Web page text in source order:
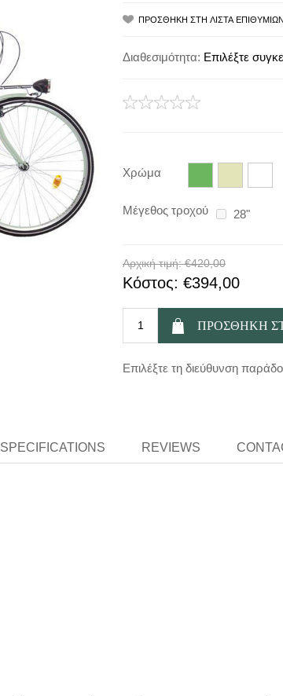
Διαθεσιμότητα: Επιλέξτε
Χρώμα
Μέγεθος τροχού 28"
Αρχική τιμή: €420,00
Κόστος: €394,00
Επιλέξτε τη διεύθυνση
SPECIFICATIONS REVIEWS